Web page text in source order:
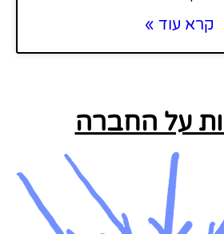
קרא עוד »
על החברה